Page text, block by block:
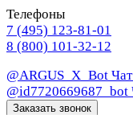
Телефоны
7 (495) 123-81-01
8 (800) 101-32-12
@ARGUS_X_Bot
@id7720669687_bot
Заказать звонок